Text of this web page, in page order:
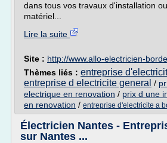
dans tous vos travaux d'installation
matériel...
Lire la suite
Site : http://www.allo-electricien-
Thèmes liés : entreprise
entreprise d electricite general /
electrique en renovation / prix d une
en renovation / entreprise d'electricite a
Électricien Nantes -
sur Nantes ...